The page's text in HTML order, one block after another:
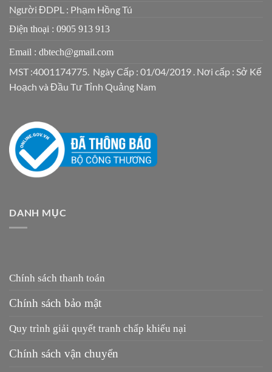
Người ĐDPL : Phạm Hồng Tú
Điện thoại : 0905 913 913
Email : dbtech@gmail.com
MST :4001174775. Ngày Cấp : 01/04/2019 . Nơi cấp : Sở Kế
Hoạch và Đầu Tư Tỉnh Quảng Nam
DANH MỤC
Chính sách thanh toán
Chính sách bảo mật
Quy trình giải quyết tranh chấp khiếu nại
Chính sách vận chuyển